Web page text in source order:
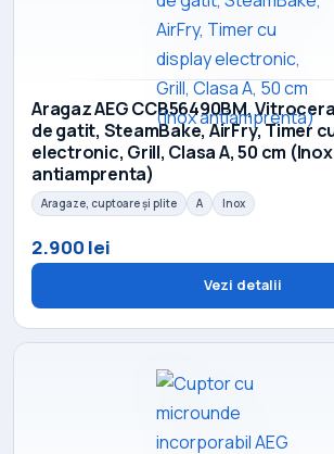
Aragaz AEG CCB56490BM,
de gatit, SteamBake, AirFry, Timer
electronic, Grill, Clasa A, 50 cm (Inox
antiamprenta)
Aragaze, cuptoare și plite A Inox
2.900 lei
Vezi detalii